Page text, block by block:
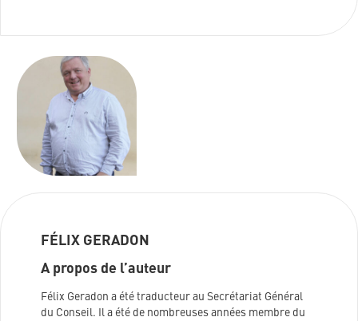
FÉLIX GERADON
A propos de l’auteur
Félix Geradon a été traducteur au Secrétariat Général
du Conseil. Il a été de nombreuses années membre du